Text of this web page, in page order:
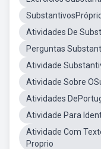
Atividades De
Perguntas
Atividade
Atividade Sobre
Atividades
Atividade Para
Atividade Com
Proprio